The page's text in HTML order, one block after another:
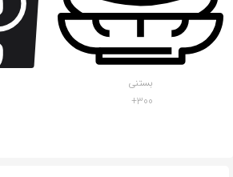
بستنی
300